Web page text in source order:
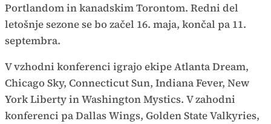
Portlandom in kanadskim Torontom. Redni del
letošnje sezone se bo začel 16. maja, končal pa 11.
septembra.
V vzhodni konferenci igrajo ekipe Atlanta Dream,
Chicago Sky, Connecticut Sun, Indiana Fever, New
York Liberty in Washington Mystics. V zahodni
konferenci pa Dallas Wings, Golden State Valkyries,